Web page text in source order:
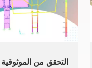
التحقق من